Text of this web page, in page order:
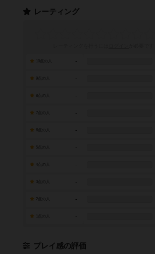
レーティング
-
-
-
7点の人 -
-
-
-
-
-
-
プレイ感の評価